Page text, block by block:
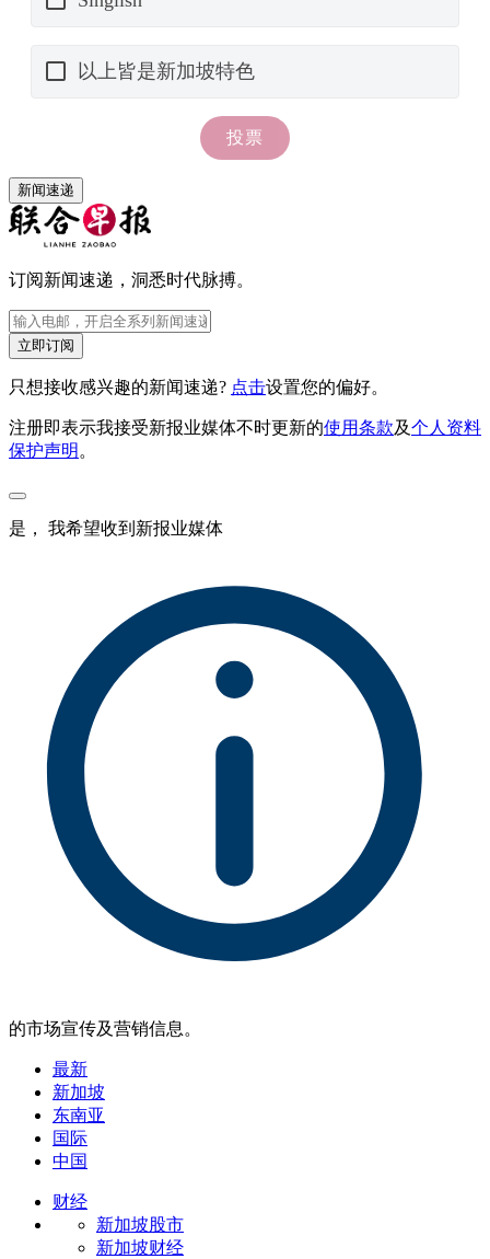
新闻速递
订阅新闻速递，洞悉时代脉搏。
立即订阅
只想接收感兴趣的新闻速递? 点击设置您的偏好。
注册即表示我接受新报业媒体不时更新的使用条款及个人资料
保护声明 。
是， 我希望收到新报业媒体
的市场宣传及营销信息。
最新
新加坡
东南亚
国际
中国
财经
新加坡股市
新加坡财经